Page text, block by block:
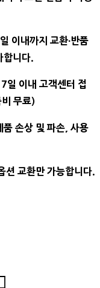
이내까지 교환∙반품
합니다.
일 이내 고객센터 접
비 무료)
품 손상 및 파손, 사용
션 교환만 가능합니다.